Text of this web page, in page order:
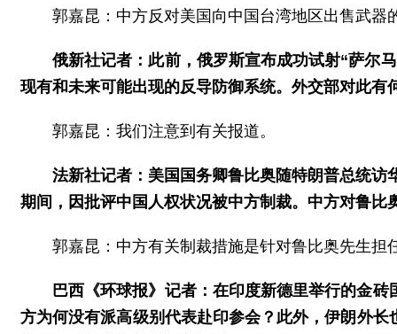
郭嘉昆：中方反对美国向中国台湾地区出售武器
俄新社记者：此前，俄罗斯宣布成功试射“萨尔
现有和未来可能出现的反导防御系统。外交部对此有
郭嘉昆：我们注意到有关报道。
法新社记者：美国国务卿鲁比奥随特朗普总统
期间，因批评中国人权状况被中方制裁。中方对鲁
郭嘉昆：中方有关制裁措施是针对鲁比奥先生担
巴西《环球报》记者：在印度新德里举行的金
方为何没有派高级别代表赴印参会？此外，伊朗外